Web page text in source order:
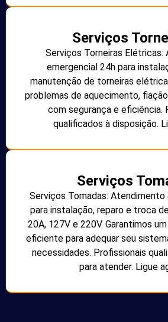
Serviços
Serviços Torneiras Elétricas:
emergencial 24h para
manutenção de torneiras
problemas de aquecimento,
com segurança e eficiência.
qualificados à disposição.
Serviços
Serviços Tomadas: Atendimento
para instalação, reparo e troca
20A, 127V e 220V. Garantimos
eficiente para adequar seu
necessidades. Profissionais
para atender. Ligue